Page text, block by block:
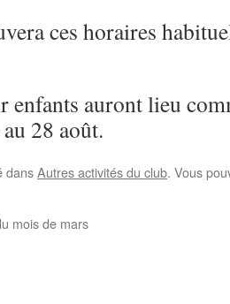
ces horaires
enfants auront lieu
28 août.
dansAutres activités du club. Vous
mois de mars